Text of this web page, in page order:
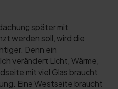
später mit
werden soll, wird die
Denn ein
verändert Licht, Wärme,
mit viel Glas braucht
Eine Westseite braucht